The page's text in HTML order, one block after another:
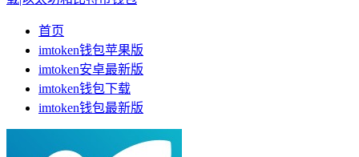
首页
imtoken钱包苹果版
imtoken安卓最新版
imtoken钱包下载
imtoken钱包最新版